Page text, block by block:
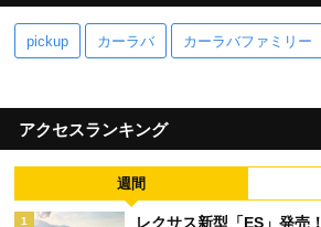
pickup カーラバ カーラバファミリー
アクセスランキング
週間
1 レクサス新型「ES」発売